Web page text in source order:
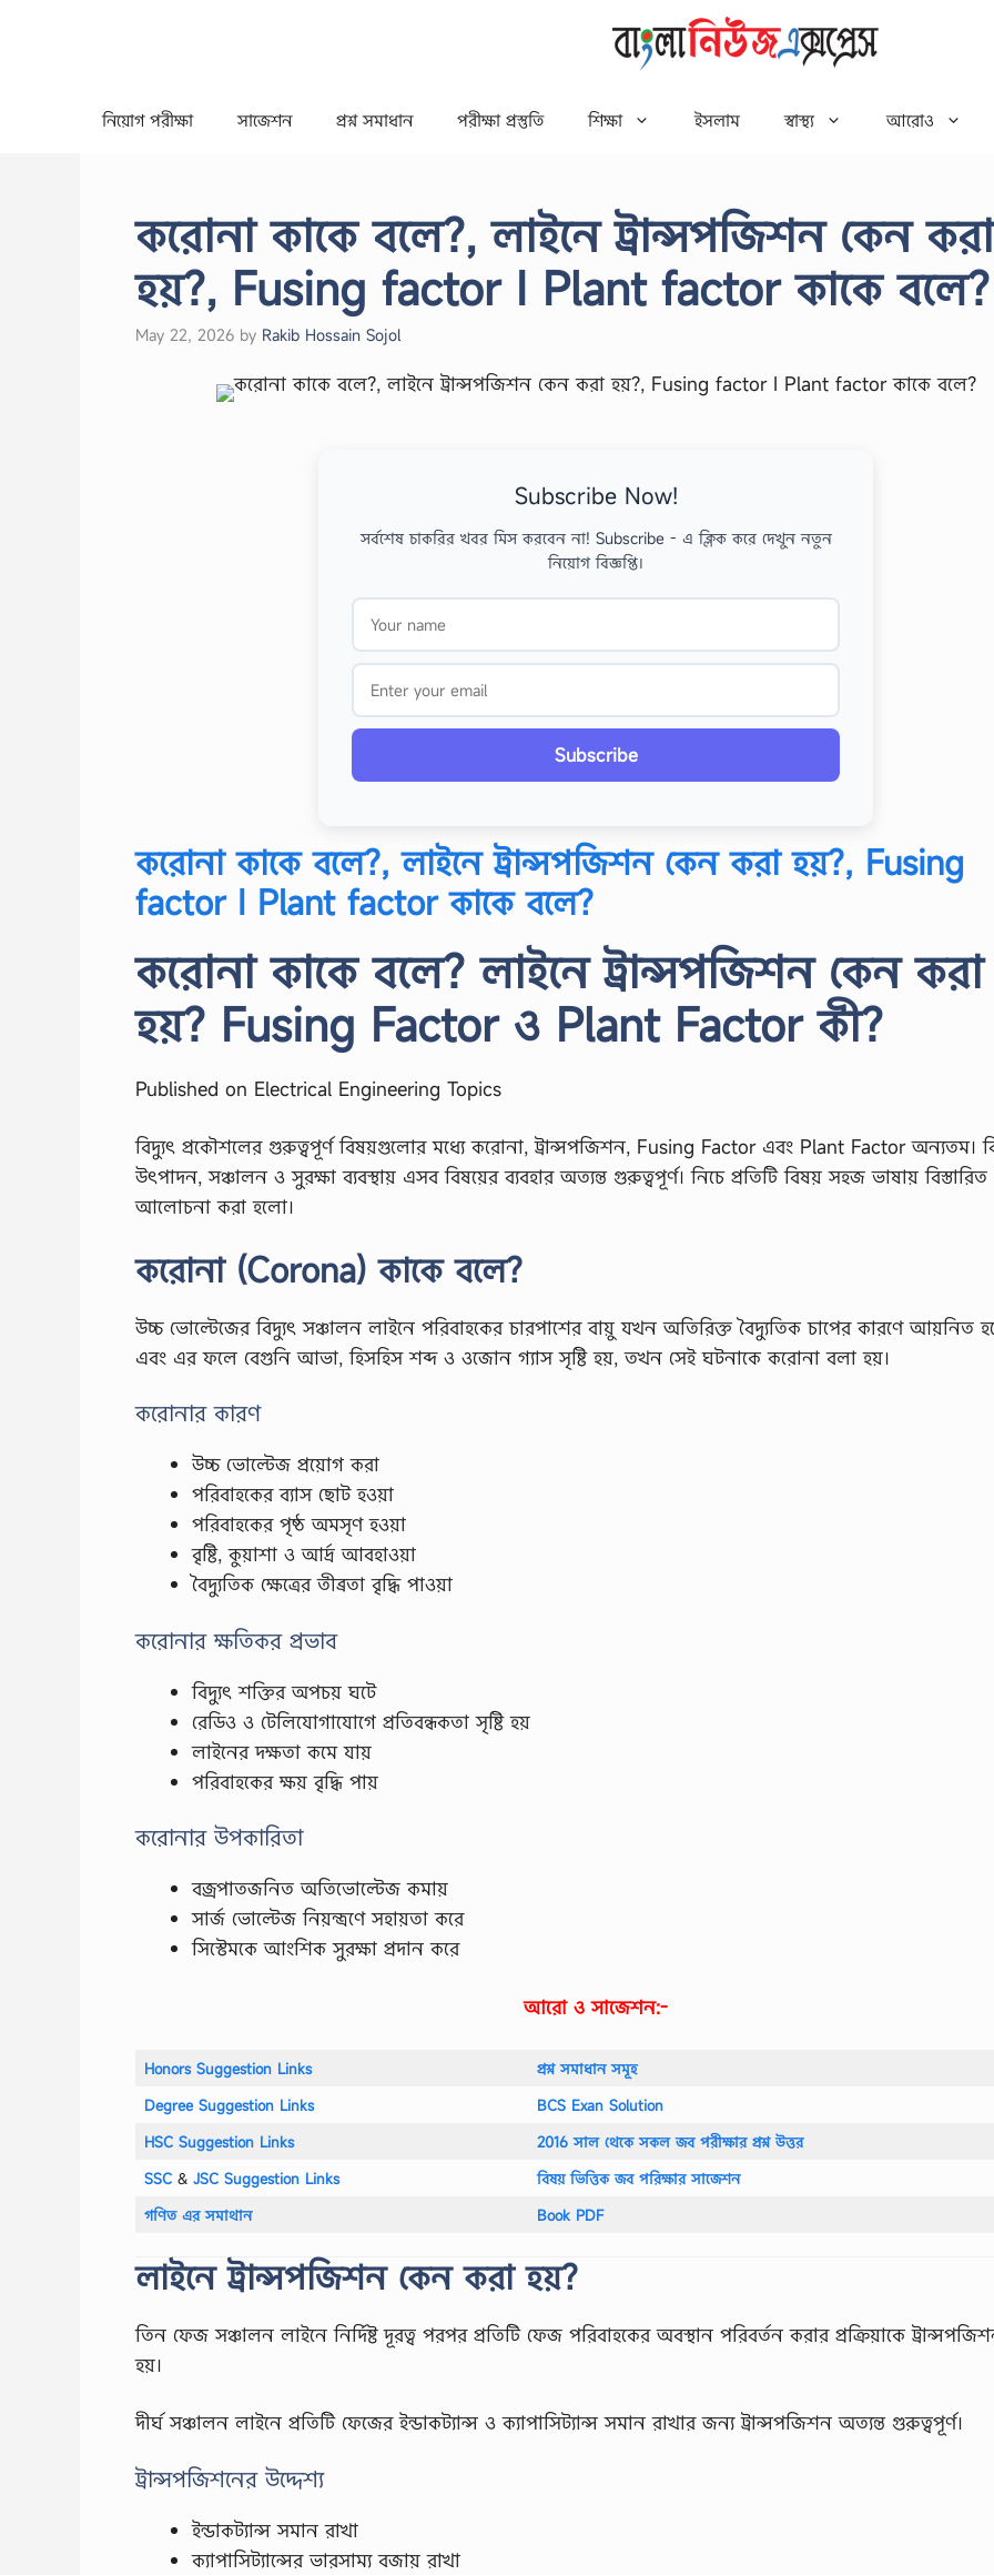
নিয়োগ পরীক্ষা সাজেশন প্রশ্ন সমাধান পরীক্ষা প্রস্তুতি শিক্ষা ইসলাম স্বাস্থ্য আরোও
করোনা কাকে বলে?, লাইনে ট্রান্সপজিশন কেন করা
হয়?, Fusing factor I Plant factor কাকে বলে?
May 22, 2026 by Rakib Hossain Sojol
Subscribe Now!
সর্বশেষ চাকরির খবর মিস করবেন না! Subscribe - এ ক্লিক করে দেখুন নতুন
নিয়োগ বিজ্ঞপ্তি।
Subscribe
করোনা কাকে বলে?, লাইনে ট্রান্সপজিশন কেন করা হয়?, Fusing
factor I Plant factor কাকে বলে?
করোনা কাকে বলে? লাইনে ট্রান্সপজিশন কেন করা
হয়? Fusing Factor ও Plant Factor কী?
Published on Electrical Engineering Topics
বিদ্যুৎ প্রকৌশলের গুরুত্বপূর্ণ বিষয়গুলোর মধ্যে করোনা, ট্রান্সপজিশন, Fusing Factor এবং Plant Factor অন্যতম।
উৎপাদন, সঞ্চালন ও সুরক্ষা ব্যবস্থায় এসব বিষয়ের ব্যবহার অত্যন্ত গুরুত্বপূর্ণ। নিচে প্রতিটি বিষয় সহজ ভাষায় বিস্তারিত
আলোচনা করা হলো।
করোনা (Corona) কাকে বলে?
উচ্চ ভোল্টেজের বিদ্যুৎ সঞ্চালন লাইনে পরিবাহকের চারপাশের বায়ু যখন অতিরিক্ত বৈদ্যুতিক চাপের কারণে আয়নিত
এবং এর ফলে বেগুনি আভা, হিসহিস শব্দ ও ওজোন গ্যাস সৃষ্টি হয়, তখন সেই ঘটনাকে করোনা বলা হয়।
করোনার কারণ
উচ্চ ভোল্টেজ প্রয়োগ করা
পরিবাহকের ব্যাস ছোট হওয়া
পরিবাহকের পৃষ্ঠ অমসৃণ হওয়া
বৃষ্টি, কুয়াশা ও আর্দ্র আবহাওয়া
বৈদ্যুতিক ক্ষেত্রের তীব্রতা বৃদ্ধি পাওয়া
করোনার ক্ষতিকর প্রভাব
বিদ্যুৎ শক্তির অপচয় ঘটে
রেডিও ও টেলিযোগাযোগে প্রতিবন্ধকতা সৃষ্টি হয়
লাইনের দক্ষতা কমে যায়
পরিবাহকের ক্ষয় বৃদ্ধি পায়
করোনার উপকারিতা
বজ্রপাতজনিত অতিভোল্টেজ কমায়
সার্জ ভোল্টেজ নিয়ন্ত্রণে সহায়তা করে
সিস্টেমকে আংশিক সুরক্ষা প্রদান করে
আরো ও সাজেশন:-
Honors Suggestion Links
প্রশ্ন সমাধান সমূহ
Degree Suggestion Links
BCS Exan Solution
HSC Suggestion Links
2016 সাল থেকে সকল জব পরীক্ষার প্রশ্ন উত্তর
SSC ‍& JSC Suggestion Links
বিষয় ভিত্তিক জব পরিক্ষার সাজেশন
গণিত এর সমাথান
Book PDF
লাইনে ট্রান্সপজিশন কেন করা হয়?
তিন ফেজ সঞ্চালন লাইনে নির্দিষ্ট দূরত্ব পরপর প্রতিটি ফেজ পরিবাহকের অবস্থান পরিবর্তন করার প্রক্রিয়াকে
হয়।
দীর্ঘ সঞ্চালন লাইনে প্রতিটি ফেজের ইন্ডাকট্যান্স ও ক্যাপাসিট্যান্স সমান রাখার জন্য ট্রান্সপজিশন অত্যন্ত গুরুত্বপূর্ণ।
ট্রান্সপজিশনের উদ্দেশ্য
ইন্ডাকট্যান্স সমান রাখা
ক্যাপাসিট্যান্সের ভারসাম্য বজায় রাখা